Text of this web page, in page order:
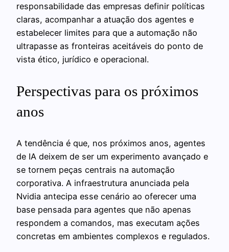
responsabilidade das empresas definir políticas
claras, acompanhar a atuação dos agentes e
estabelecer limites para que a automação não
ultrapasse as fronteiras aceitáveis do ponto de
vista ético, jurídico e operacional.
Perspectivas para os próximos
anos
A tendência é que, nos próximos anos, agentes
de IA deixem de ser um experimento avançado e
se tornem peças centrais na automação
corporativa. A infraestrutura anunciada pela
Nvidia antecipa esse cenário ao oferecer uma
base pensada para agentes que não apenas
respondem a comandos, mas executam ações
concretas em ambientes complexos e regulados.